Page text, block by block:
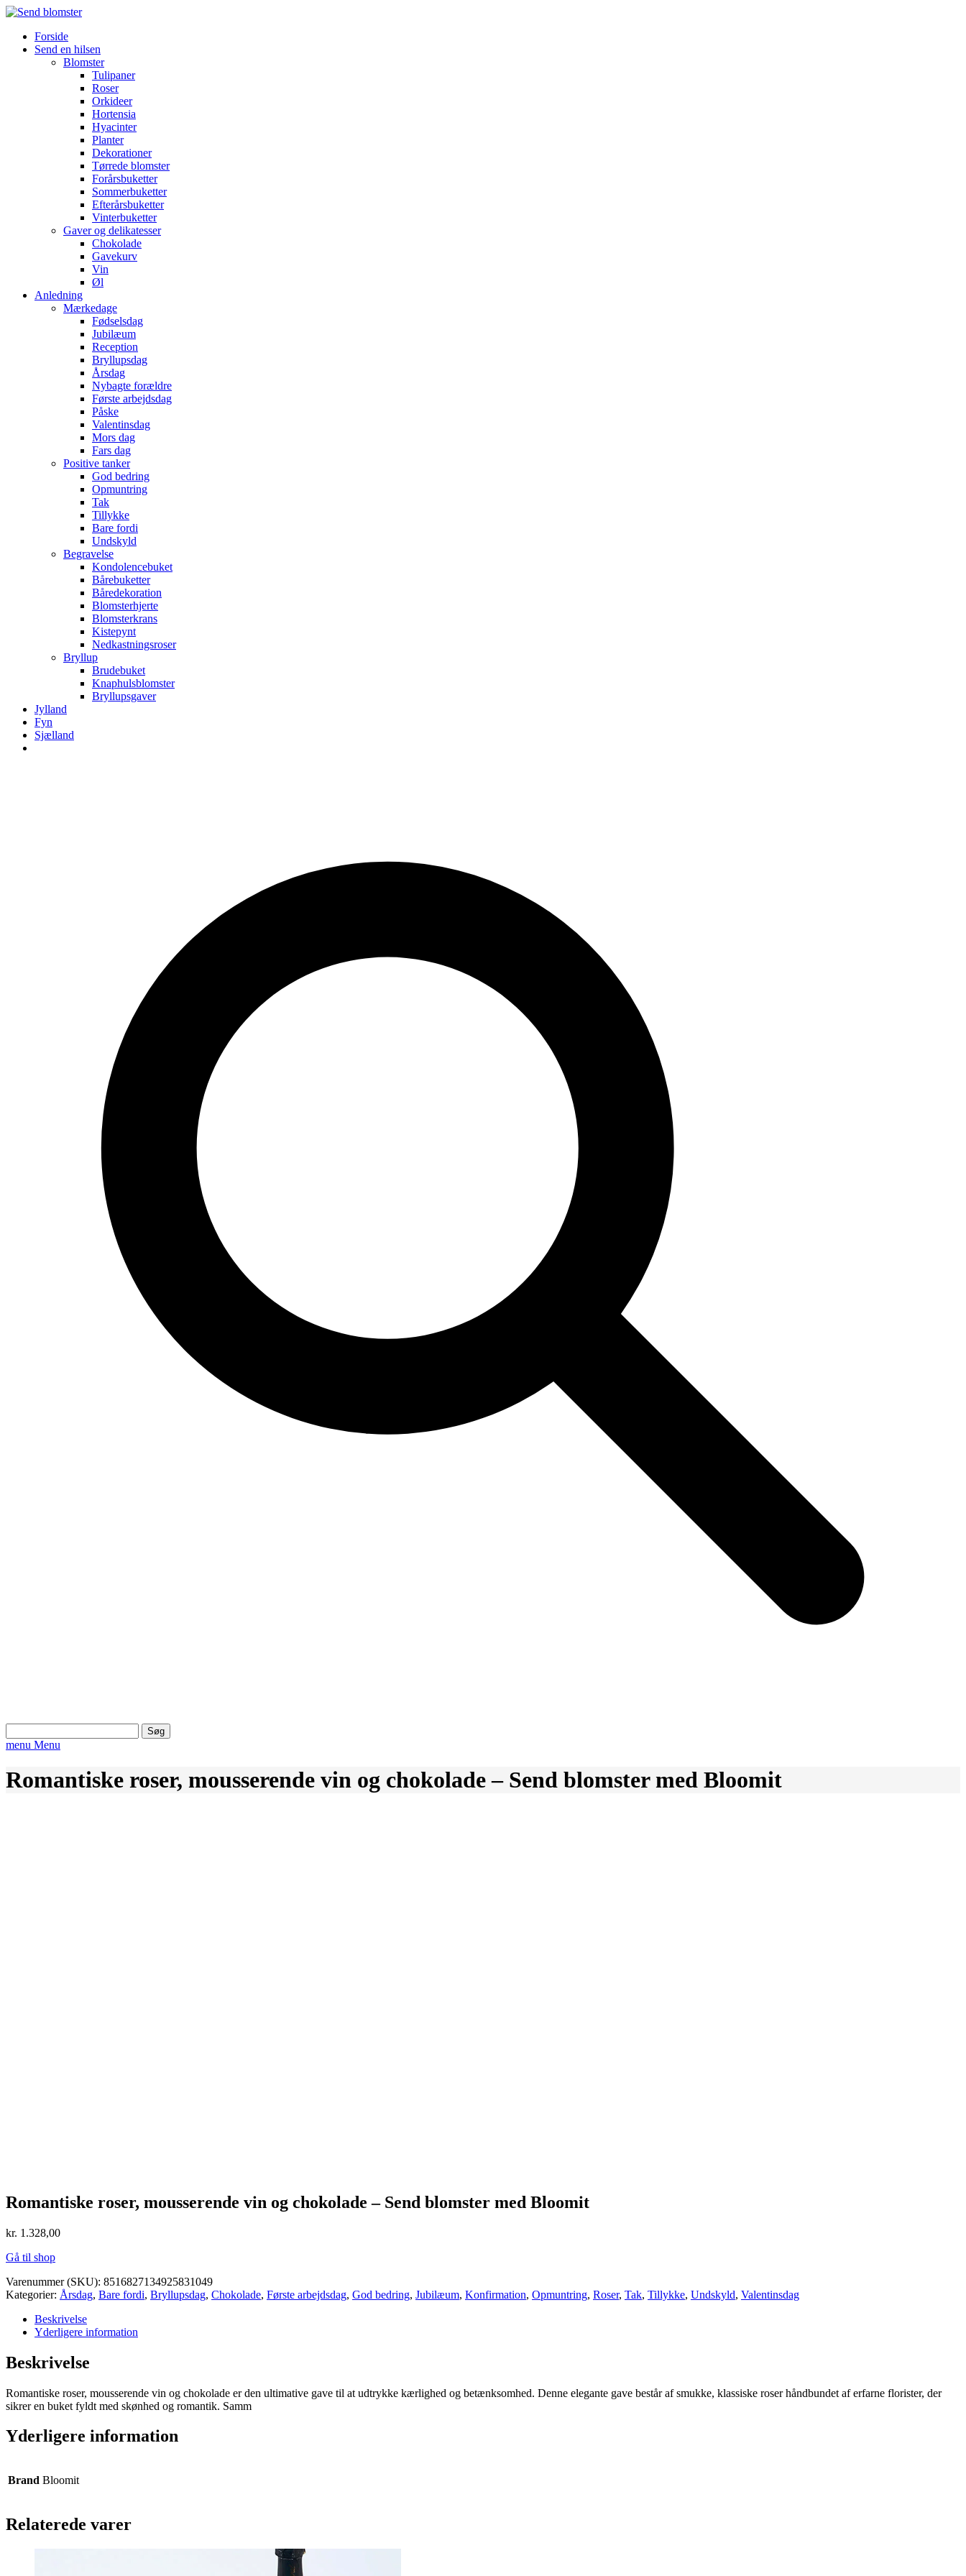
Forside
Send en hilsen
Blomster
Tulipaner
Roser
Orkideer
Hortensia
Hyacinter
Planter
Dekorationer
Tørrede blomster
Forårsbuketter
Sommerbuketter
Efterårsbuketter
Vinterbuketter
Gaver og delikatesser
Chokolade
Gavekurv
Vin
Øl
Anledning
Mærkedage
Fødselsdag
Jubilæum
Reception
Bryllupsdag
Årsdag
Nybagte forældre
Første arbejdsdag
Påske
Valentinsdag
Mors dag
Fars dag
Positive tanker
God bedring
Opmuntring
Tak
Tillykke
Bare fordi
Undskyld
Begravelse
Kondolencebuket
Bårebuketter
Båredekoration
Blomsterhjerte
Blomsterkrans
Kistepynt
Nedkastningsroser
Bryllup
Brudebuket
Knaphulsblomster
Bryllupsgaver
Jylland
Fyn
Sjælland
efter:
menu Menu
Romantiske roser, mousserende vin og chokolade – Send blomster med Bloomit
Romantiske roser, mousserende vin og chokolade – Send blomster med Bloomit
kr. 1.328,00
Gå til shop
Varenummer (SKU): 8516827134925831049
Kategorier: Årsdag, Bare fordi, Bryllupsdag, Chokolade, Første arbejdsdag, God bedring, Jubilæum, Konfirmation, Opmuntring, Roser, Tak, Tillykke, Undskyld, Valentinsdag
Beskrivelse
Yderligere information
Beskrivelse
Romantiske roser, mousserende vin og chokolade er den ultimative gave til at udtrykke kærlighed og betænksomhed. Denne elegante gave består af smukke, klassiske roser håndbundet af erfarne florister, der
sikrer en buket fyldt med skønhed og romantik. Samm
Yderligere information
Brand Bloomit
Relaterede varer